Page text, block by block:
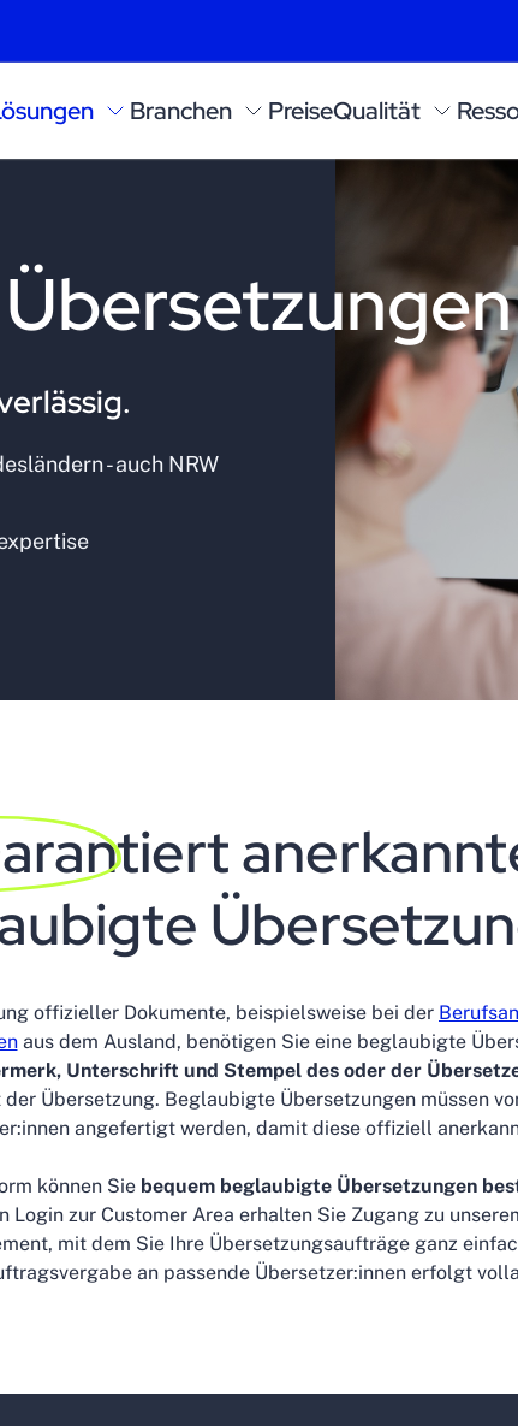
Branchen PreiseQualität
- auch NRW
offizieller Dokumente, beispielsweise bei der
aus dem Ausland, benötigen Sie eine beglaubigte
Unterschrift und Stempel des oder der
Übersetzung. Beglaubigte Übersetzungen müssen
angefertigt werden, damit diese offiziell
können Sie bequem beglaubigte Übersetzungen
Login zur Customer Area erhalten Sie Zugang zu
mit dem Sie Ihre Übersetzungsaufträge ganz
an passende Übersetzer:innen erfolgt